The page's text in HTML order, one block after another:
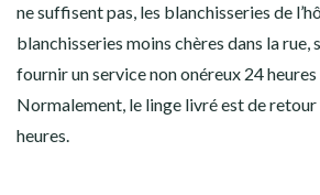
ne suffisent pas, les blanchisseries de
blanchisseries moins chères dans la rue,
fournir un service non onéreux 24 heures
Normalement, le linge livré est de retour
heures.